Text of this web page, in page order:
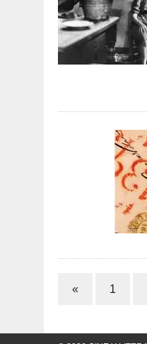
Paginación
entradas
« 1